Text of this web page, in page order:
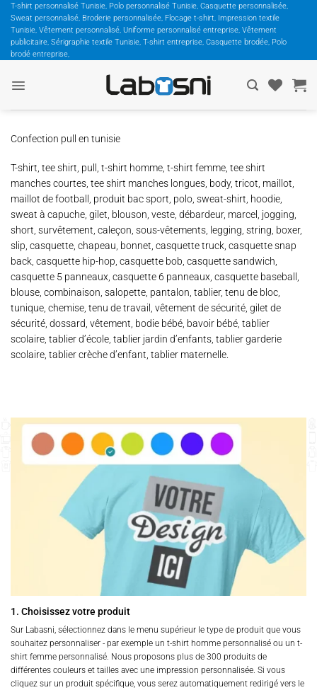
Passer
contenu
T-shirt personnalisé Tunisie, Polo personnalisé Tunisie, Casquette personnalisée,
Sweat personnalisé, Broderie personnalisée, Flocage t-shirt, Impression textile
Tunisie, Vêtement personnalisé, Uniforme personnalisé entreprise, Vêtement
publicitaire, Sérigraphie textile Tunisie, T-shirt entreprise, Casquette brodée, Polo
brodé entreprise,
Confection pull en tunisie
T-shirt, tee shirt, pull, t-shirt homme, t-shirt femme, tee shirt
manches courtes, tee shirt manches longues, body, tricot, maillot,
maillot de football, produit bac sport, polo, sweat-shirt, hoodie,
sweat à capuche, gilet, blouson, veste, débardeur, marcel, jogging,
short, survêtement, caleçon, sous-vêtements, legging, string, boxer,
slip, casquette, chapeau, bonnet, casquette truck, casquette snap
back, casquette hip-hop, casquette bob, casquette sandwich,
casquette 5 panneaux, casquette 6 panneaux, casquette baseball,
blouse, combinaison, salopette, pantalon, tablier, tenu de bloc,
tunique, chemise, tenu de travail, vêtement de sécurité, gilet de
sécurité, dossard, vêtement, bodie bébé, bavoir bébé, tablier
scolaire, tablier d’école, tablier jardin d’enfants, tablier garderie
scolaire, tablier crèche d’enfant, tablier maternelle.
1. Choisissez votre produit
Sur Labasni, sélectionnez dans le menu supérieur le type de produit que vous
souhaitez personnaliser - par exemple un t-shirt homme personnalisé ou un t-
shirt femme personnalisé. Nous proposons plus de 300 produits de
différentes couleurs et tailles avec une impression personnalisée. Si vous
cliquez sur un produit spécifique, vous serez automatiquement redirigé vers le